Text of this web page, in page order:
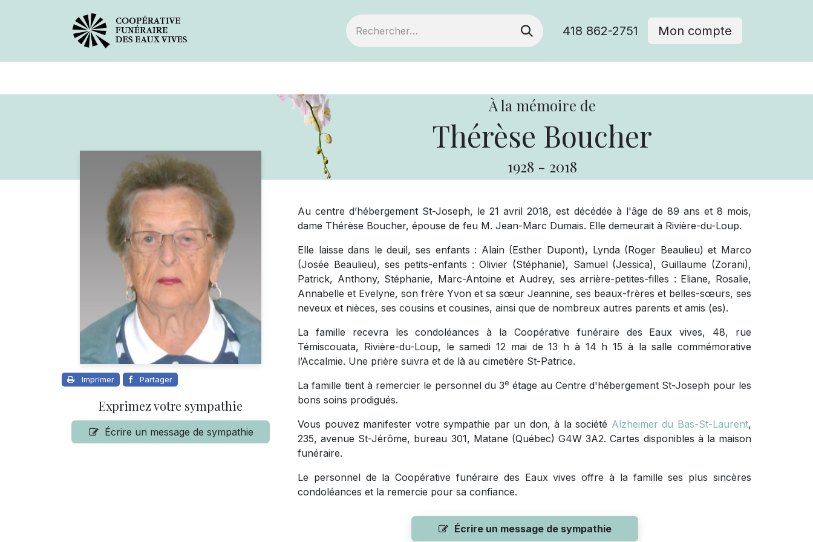
418 862-2751 Mon compte
À la mémoire de
Thérèse Boucher
1928 - 2018
Imprimer Partager
Exprimez votre sympathie
Écrire un message de sympathie
Au centre d’hébergement St-Joseph, le 21 avril 2018, est décédée à l'âge de 89 ans et 8 mois,
dame Thérèse Boucher, épouse de feu M. Jean-Marc Dumais. Elle demeurait à Rivière-du-Loup.
Elle laisse dans le deuil, ses enfants : Alain (Esther Dupont), Lynda (Roger Beaulieu) et Marco
(Josée Beaulieu), ses petits-enfants : Olivier (Stéphanie), Samuel (Jessica), Guillaume (Zorani),
Patrick, Anthony, Stéphanie, Marc-Antoine et Audrey, ses arrière-petites-filles : Eliane, Rosalie,
Annabelle et Evelyne, son frère Yvon et sa sœur Jeannine, ses beaux-frères et belles-sœurs, ses
neveux et nièces, ses cousins et cousines, ainsi que de nombreux autres parents et amis (es).
La famille recevra les condoléances à la Coopérative funéraire des Eaux vives, 48, rue
Témiscouata, Rivière-du-Loup, le samedi 12 mai de 13 h à 14 h 15 à la salle commémorative
l’Accalmie. Une prière suivra et de là au cimetière St-Patrice.
La famille tient à remercier le personnel du 3e étage au Centre d'hébergement St-Joseph pour les
bons soins prodigués.
Vous pouvez manifester votre sympathie par un don, à la société Alzheimer du Bas-St-Laurent,
235, avenue St-Jérôme, bureau 301, Matane (Québec) G4W 3A2. Cartes disponibles à la maison
funéraire.
Le personnel de la Coopérative funéraire des Eaux vives offre à la famille ses plus sincères
condoléances et la remercie pour sa confiance.
Écrire un message de sympathie